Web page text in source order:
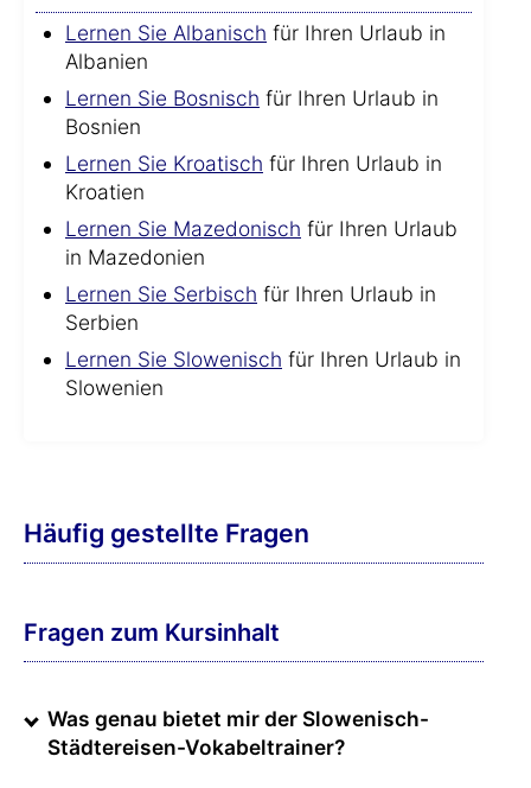
Lernen Sie Albanisch für Ihren Urlaub in
Albanien
Lernen Sie Bosnisch für Ihren Urlaub in
Bosnien
Lernen Sie Kroatisch für Ihren Urlaub in
Kroatien
Lernen Sie Mazedonisch für Ihren Urlaub
in Mazedonien
Lernen Sie Serbisch für Ihren Urlaub in
Serbien
Lernen Sie Slowenisch für Ihren Urlaub in
Slowenien
Häufig gestellte Fragen
Fragen zum Kursinhalt
Was genau bietet mir der Slowenisch-
Städtereisen-Vokabeltrainer?